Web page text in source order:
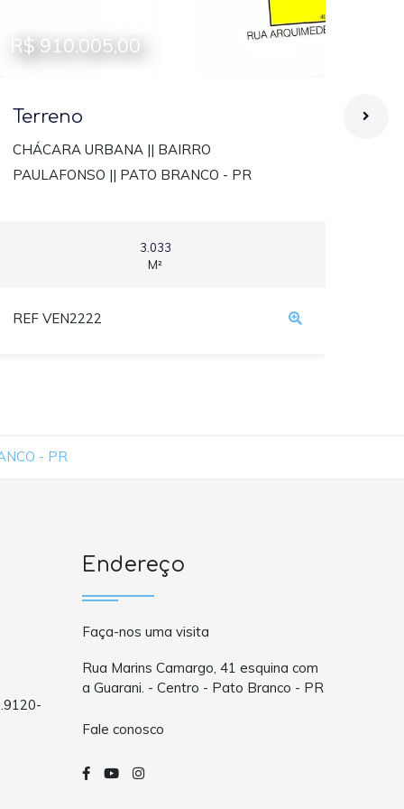
R$ 910.005,00
Terreno
CHÁCARA URBANA || BAIRRO
PAULAFONSO || PATO BRANCO - PR
3.033
M²
REF VEN2222
- PR
Endereço
Faça-nos uma visita
Rua Marins Camargo, 41 esquina com
a Guarani. - Centro - Pato Branco - PR
Fale conosco